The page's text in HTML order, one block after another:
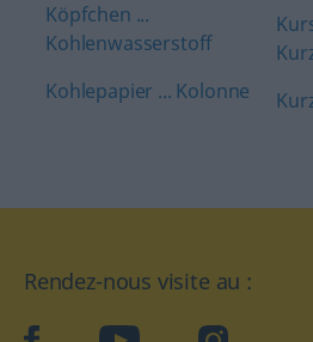
Köpfchen ...
Kohlenwasserstoff
Kohlepapier ... Kolonne
Rendez-nous visite au :